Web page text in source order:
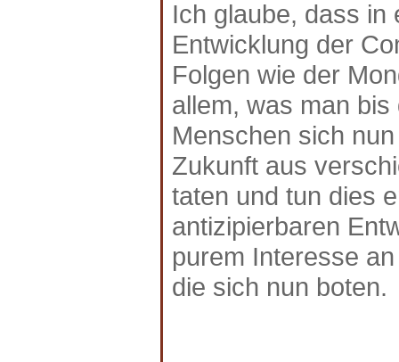
Ich glaube, dass in
Entwicklung der
Folgen wie der
allem, was man
Menschen sich
Zukunft aus
taten und tun dies
antizipierbaren
purem Interesse
die sich nun boten.